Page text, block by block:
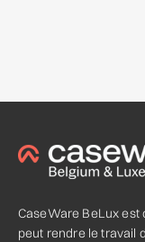
CaseWare BeLux
peut rendre le travail